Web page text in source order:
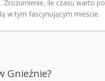
Zrozumienie, ile czasu warto
w tym fascynującym mieście.
Gnieźnie?